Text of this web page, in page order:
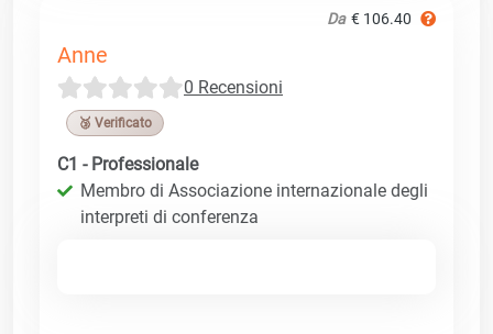
Da € 106.40
Anne
0 Recensioni
🥉 Verificato
C1 - Professionale
Membro di Associazione internazionale degli
interpreti di conferenza